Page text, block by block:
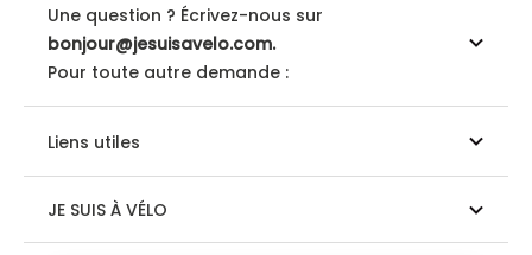
Une question ? Écrivez-nous sur
bonjour@jesuisavelo.com.
Pour toute autre demande :
Liens utiles
JE SUIS À VÉLO